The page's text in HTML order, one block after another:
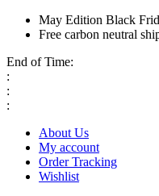
May Edition Black
Free carbon neutral
End of Time:
:
:
:
About Us
My account
Order Tracking
Wishlist